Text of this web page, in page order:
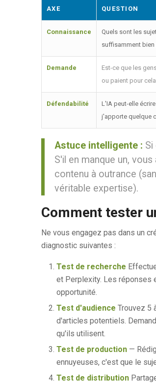
AXE QUESTION
Connaissance
Quels sont les
suffisamment bien
Demande
Est-ce que les
ou paient pour
Défendabilité
L'IA peut-elle
j'apporte quelque
Astuce intelligente :
S'il en manque un,
contenu à outrance
véritable expertise).
Comment tester
Ne vous engagez pas dans un
diagnostic suivantes :
Test de recherche
et Perplexity. Les réponses
opportunité.
Test d'audience Trouvez 5
d'articles potentiels.
qu'ils utilisent.
Test de production—
ennuyeuses, c'est que le
Test de distribution